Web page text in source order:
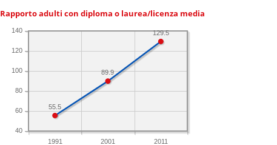
Rapporto adulti con diploma o laurea/licenza media
1991 2001 2011
40
60
80
100
120
140 129.5
89.9
55.5